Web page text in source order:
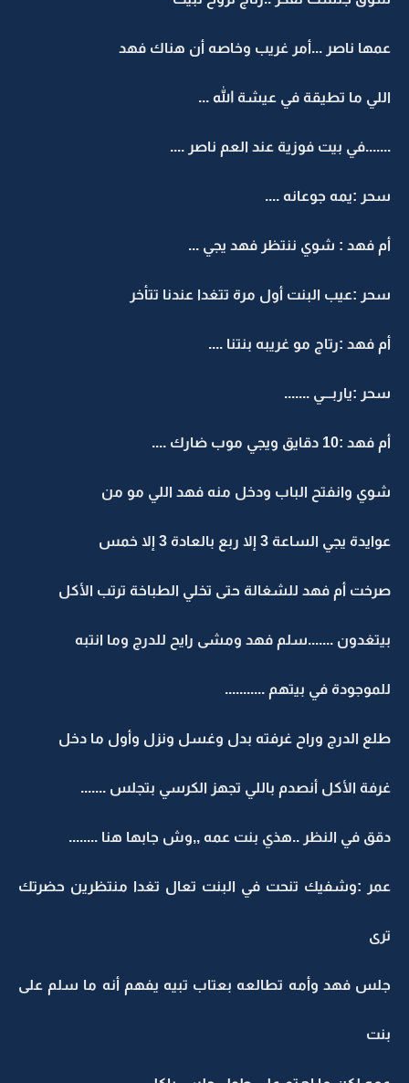
عمها ناصر ...أمر غريب وخاصه أن هناك فهد
اللي ما تطيقة في عيشة الله ...
.......في بيت فوزية عند العم ناصر ....
سحر :يمه جوعانه ....
أم فهد : شوي ننتظر فهد يجي ...
سحر :عيب البنت أول مرة تتغدا عندنا تتأخر
أم فهد :رتاج مو غريبه بنتنا ....
سحر :ياربـــي .......
أم فهد :10 دقايق ويجي موب ضارك ....
شوي وانفتح الباب ودخل منه فهد اللي مو من
عوايدة يجي الساعة 3 إلا ربع بالعادة 3 إلا خمس
صرخت أم فهد للشغالة حتى تخلي الطباخة ترتب الأكل
بيتغدون .......سلم فهد ومشى رايح للدرج وما انتبه
للموجودة في بيتهم ...........
طلع الدرج وراح غرفته بدل وغسل ونزل وأول ما دخل
غرفة الأكل أنصدم باللي تجهز الكرسي بتجلس .......
دقق في النظر ..هذي بنت عمه ,,وش جابها هنا ........
عمر :وشفيك تنحت في البنت تعال تغدا منتظرين حضرتك
ترى
جلس فهد وأمه تطالعه بعتاب تبيه يفهم أنه ما سلم على
بنت